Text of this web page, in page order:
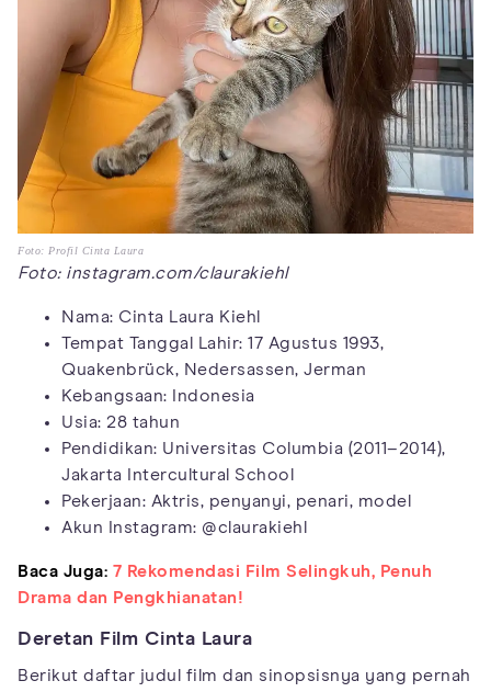
Foto: Profil Cinta Laura
Foto: instagram.com/claurakiehl
Nama: Cinta Laura Kiehl
Tempat Tanggal Lahir: 17 Agustus 1993,
Quakenbrück, Nedersassen, Jerman
Kebangsaan: Indonesia
Usia: 28 tahun
Pendidikan: Universitas Columbia (2011–2014),
Jakarta Intercultural School
Pekerjaan: Aktris, penyanyi, penari, model
Akun Instagram: @claurakiehl
Baca Juga: 7 Rekomendasi Film Selingkuh, Penuh
Drama dan Pengkhianatan!
Deretan Film Cinta Laura
Berikut daftar judul film dan sinopsisnya yang pernah